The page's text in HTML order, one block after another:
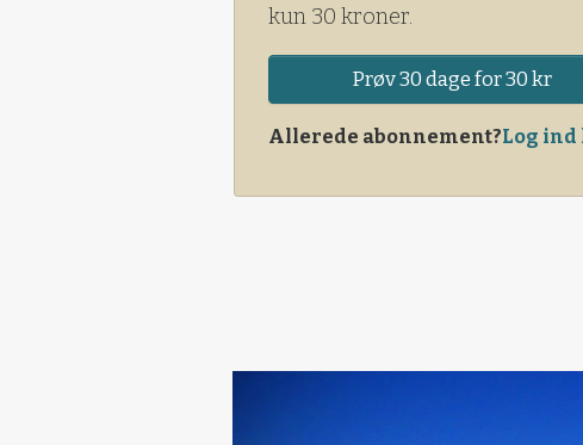
kun 30 kroner.
Prøv 30 dage for 30 kr
Allerede abonnement?Log ind